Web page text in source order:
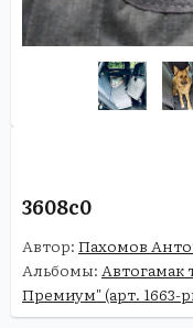
3608c0
Автор: Пахомов
Альбомы: Автогамак
Премиум" (арт. 1663-